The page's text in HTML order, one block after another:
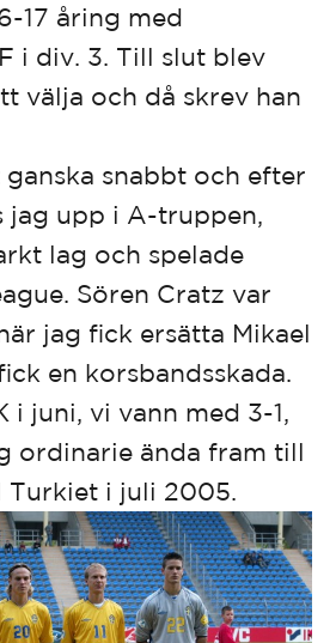
17 åring med
i div. 3. Till slut blev
välja och då skrev han
snabbt och efter
jag upp i A-truppen,
lag och spelade
Sören Cratz var
jag fick ersätta Mikael
en korsbandsskada.
i juni, vi vann med 3-1,
ordinarie ända fram till
i juli 2005.